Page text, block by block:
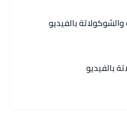
بالفيديو
بالفيديو